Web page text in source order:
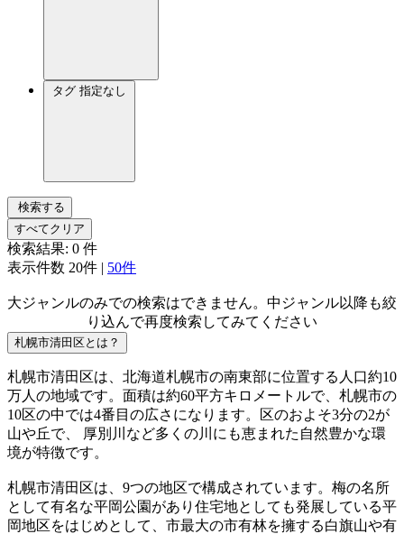
タグ 指定なし
検索する
すべてクリア
検索結果: 0 件
表示件数 20件 | 50件
大ジャンルのみでの検索はできません。中ジャンル以降も絞
り込んで再度検索してみてください
札幌市清田区とは？
札幌市清田区は、北海道札幌市の南東部に位置する人口約10
万人の地域です。面積は約60平方キロメートルで、札幌市の
10区の中では4番目の広さになります。区のおよそ3分の2が
山や丘で、 厚別川など多くの川にも恵まれた自然豊かな環
境が特徴です。
札幌市清田区は、9つの地区で構成されています。梅の名所
として有名な平岡公園があり住宅地としても発展している平
岡地区をはじめとして、市最大の市有林を擁する白旗山や有